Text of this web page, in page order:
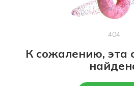
404
К сожалению, эта